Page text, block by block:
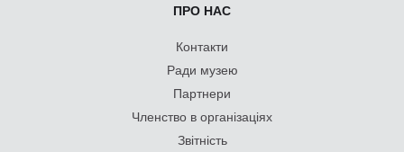
ПРО НАС
Контакти
Ради музею
Партнери
Членство в організаціях
Звітність